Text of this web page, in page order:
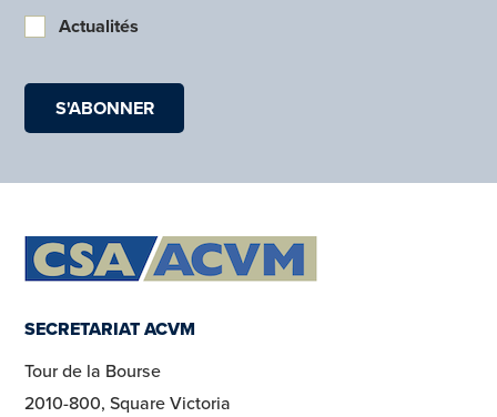
Actualités
SECRETARIAT ACVM
Tour de la Bourse
2010-800, Square Victoria